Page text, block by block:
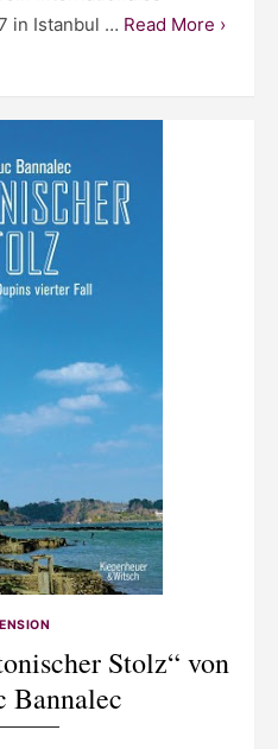
in Istanbul … Read More ›
Stolz“ von
Bannalec